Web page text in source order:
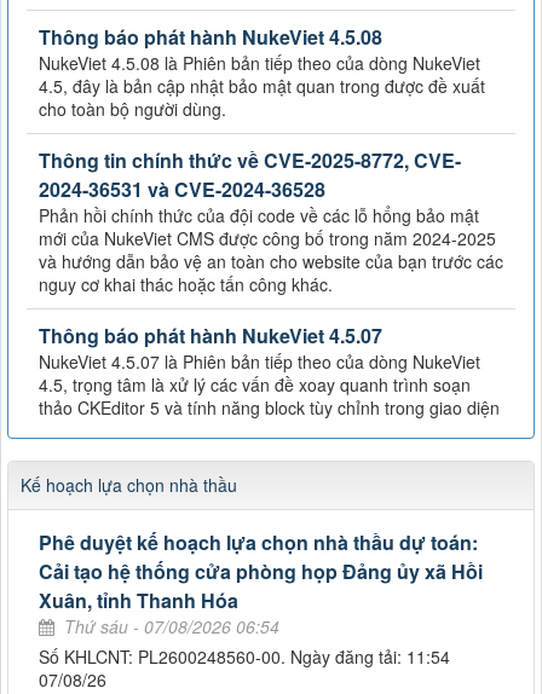
Thông báo phát hành NukeViet 4.5.08
NukeViet 4.5.08 là Phiên bản tiếp theo của dòng NukeViet
4.5, đây là bản cập nhật bảo mật quan trong được đề xuất
cho toàn bộ người dùng.
Thông tin chính thức về CVE-2025-8772, CVE-
2024-36531 và CVE-2024-36528
Phản hồi chính thức của đội code về các lỗ hổng bảo mật
mới của NukeViet CMS được công bố trong năm 2024-2025
và hướng dẫn bảo vệ an toàn cho website của bạn trước các
nguy cơ khai thác hoặc tấn công khác.
Thông báo phát hành NukeViet 4.5.07
NukeViet 4.5.07 là Phiên bản tiếp theo của dòng NukeViet
4.5, trọng tâm là xử lý các vấn đề xoay quanh trình soạn
thảo CKEditor 5 và tính năng block tùy chỉnh trong giao diện
Kế hoạch lựa chọn nhà thầu
Phê duyệt kế hoạch lựa chọn nhà thầu dự toán:
Cải tạo hệ thống cửa phòng họp Đảng ủy xã Hồi
Xuân, tỉnh Thanh Hóa
Thứ sáu - 07/08/2026 06:54
Số KHLCNT: PL2600248560-00. Ngày đăng tải: 11:54
07/08/26